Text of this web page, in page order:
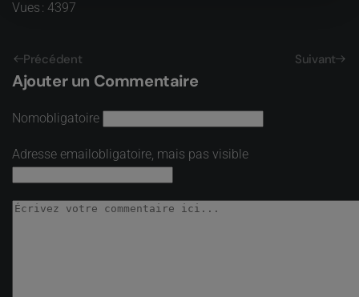
Vues : 4397
Précédent Suivant
Ajouter un Commentaire
Nomobligatoire
Adresse emailobligatoire, mais pas visible